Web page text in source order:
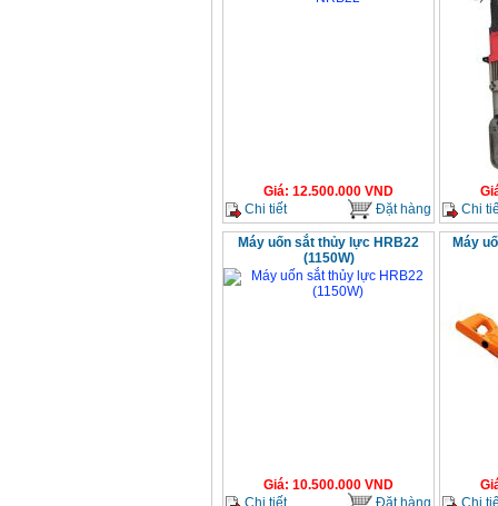
Giá: 12.500.000 VND
Chi tiết
Đặt hàng
Chi
Máy uốn sắt thủy lực HRB22
(1150W)
Giá: 10.500.000 VND
Chi tiết
Đặt hàng
Máy
Chi